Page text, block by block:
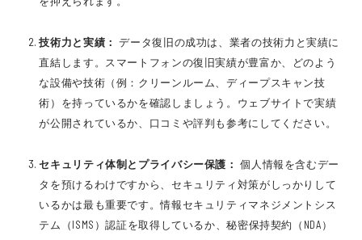
技術力と実績： データ復旧の成功は、業者の技術力と実績に
直結します。スマートフォンの復旧実績が豊富か、どのよう
な設備や技術（例：クリーンルーム、ディープスキャン技
術）を持っているかを確認しましょう。ウェブサイトで実績
が公開されているか、口コミや評判も参考にしてください。
セキュリティ体制とプライバシー保護： 個人情報を含むデー
タを預けるわけですから、セキュリティ対策がしっかりして
いるかは最も重要です。情報セキュリティマネジメントシス
テム（ISMS）認証を取得しているか、秘密保持契約（NDA）